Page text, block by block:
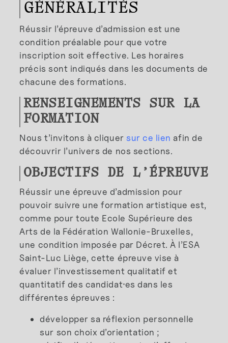
GÉNÉRALITÉS
Réussir l’épreuve d’admission est une
condition préalable pour que votre
inscription soit effective. Les horaires
précis sont indiqués dans les documents de
chacune des formations.
RENSEIGNEMENTS SUR LA
FORMATION
Nous t’invitons à cliquersur ce lien afin de
découvrir l’univers de nos sections.
OBJECTIFS DE L’ÉPREUVE
Réussir une épreuve d’admission pour
pouvoir suivre une formation artistique est,
comme pour toute Ecole Supérieure des
Arts de la Fédération Wallonie-Bruxelles,
une condition imposée par Décret. À l’ESA
Saint-Luc Liège, cette épreuve vise à
évaluer l’investissement qualitatif et
quantitatif des candidat·es dans les
différentes épreuves :
développer sa réflexion personnelle
sur son choix d’orientation ;